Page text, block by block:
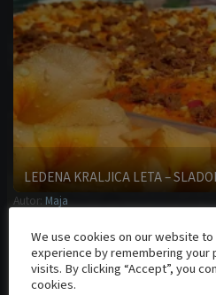
LEDENA KRALJICA LETA –
Autor: Maja
We use cookies on our website
experience by remembering
visits. By clicking “Accept”, you
cookies.